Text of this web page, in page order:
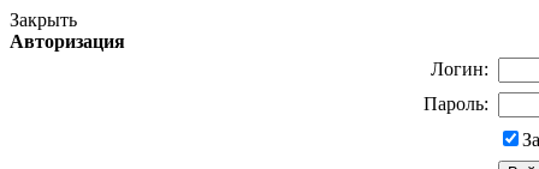
Закрыть
Авторизация
Логин:
Пароль: